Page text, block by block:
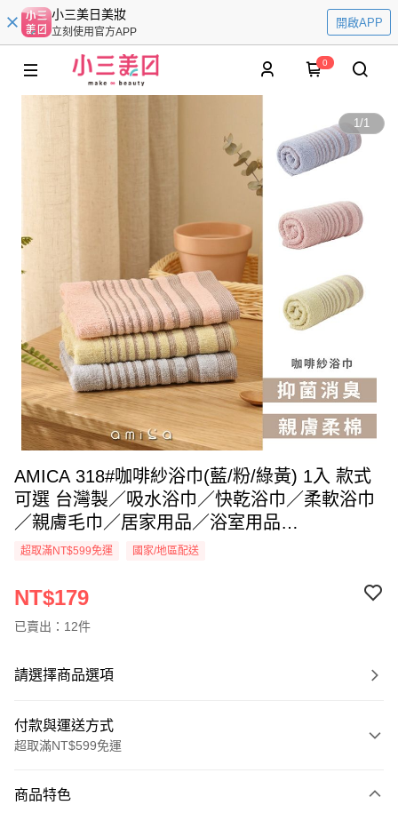
小三美日美妝
立刻使用官方APP
開啟APP
0
1/1
AMICA 318#咖啡紗浴巾(藍/粉/綠黃) 1入 款式
可選 台灣製／吸水浴巾／快乾浴巾／柔軟浴巾
／親膚毛巾／居家用品／浴室用品
【DS030296】
超取滿NT$599免運 國家/地區配送
NT$179
已賣出：12件
請選擇商品選項
付款與運送方式
超取滿NT$599免運
信用卡一次付款
商品特色